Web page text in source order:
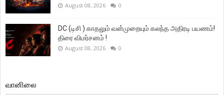
August 08, 2026 0
DC (டிசி ) காதலும் வன்முறையும் கலந்த அதிரடி பயணம்!
திரை விமர்சனம் !
August 08, 2026 0
வானிலை